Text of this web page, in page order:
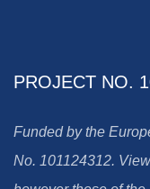
PROJECT NO.
Funded by the
No. 101124312.